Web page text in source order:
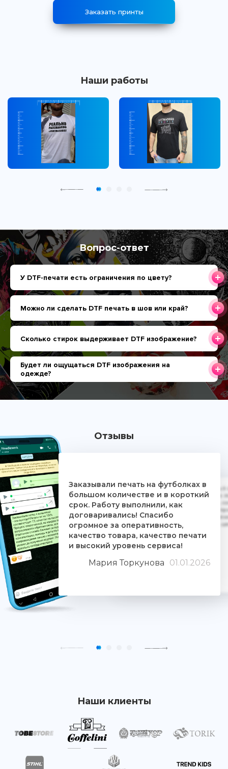
Заказать принты
Наши работы
Вопрос-ответ
У DTF-печати есть ограничения по цвету?
Можно ли сделать DTF печать в шов или край?
Сколько стирок выдерживает DTF изображение?
Будет ли ощущаться DTF изображения на
одежде?
Отзывы
Заказывали печать на футболках в
большом количестве и в короткий
срок. Работу выполнили, как
договаривались! Спасибо
огромное за оперативность,
качество товара, качество печати
и высокий уровень сервиса!
Мария Торкунова 01.01.2026
Дочке на 18-летие решили заказать
ребятам. Времени было всего сутки.
взялись за работу, сделали макеты,
Огромное им спасибо. Дочка была
знают свое дело и отдаются ему
людьми. Качество печати
Наши клиенты